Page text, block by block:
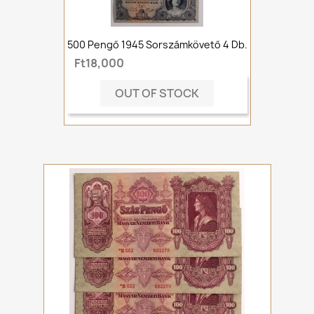
500 Pengő 1945 Sorszámkövető 4 Db.
Ft18,000
OUT OF STOCK